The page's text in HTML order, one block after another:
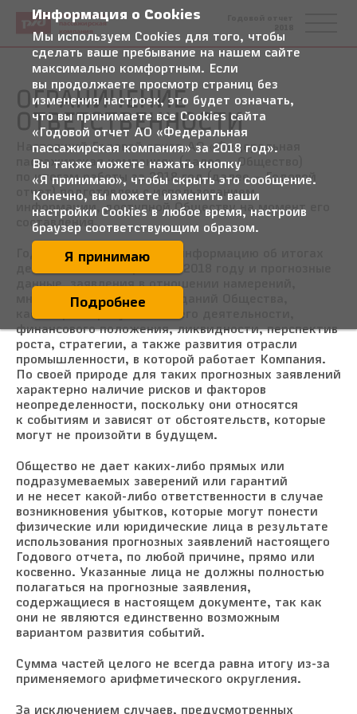
Федеральная
пассажирская
ОГРАНИЧЕНИЕ
ОТВЕТСТВЕННОСТИ
Настоящий Годовой отчет АО «Федеральная
пассажирская компания» (далее – Общество)
по итогам работы за 2018 год (далее – Годовой
отчет) подготовлен с использованием
информации, доступной Обществу на момент его
составления.
Годовой отчет содержит информацию об итогах
деятельности Общества в 2018 году и прогнозные
данные, заявления в отношении намерений,
мнений или текущих ожиданий Общества,
касающихся результатов его деятельности,
финансового положения, ликвидности, перспектив
роста, стратегии, а также развития отрасли
промышленности, в которой работает Компания.
По своей природе для таких прогнозных заявлений
характерно наличие рисков и факторов
неопределенности, поскольку они относятся
к событиям и зависят от обстоятельств, которые
могут не произойти в будущем.
Общество не дает каких-либо прямых или
подразумеваемых заверений или гарантий
и не несет какой-либо ответственности в случае
возникновения убытков, которые могут понести
физические или юридические лица в результате
использования прогнозных заявлений настоящего
Годового отчета, по любой причине, прямо или
косвенно. Указанные лица не должны полностью
полагаться на прогнозные заявления,
содержащиеся в настоящем документе, так как
они не являются единственно возможным
вариантом развития событий.
Сумма частей целого не всегда равна итогу из-за
применяемого арифметического округления.
За исключением случаев, предусмотренных
Информация о Cookies
Мы используем Cookies для того, чтобы
сделать ваше пребывание на нашем сайте
максимально комфортным. Если
вы продолжаете просмотр страниц без
изменения настроек, это будет означать,
что вы принимаете все Cookies сайта
«Годовой отчет АО «Федеральная
пассажирская компания» за 2018 год».
Вы также можете нажать кнопку
«Я принимаю», чтобы скрыть это сообщение.
Конечно, вы можете изменить ваши
настройки Cookies в любое время, настроив
браузер соответствующим образом.
Я принимаю
Подробнее